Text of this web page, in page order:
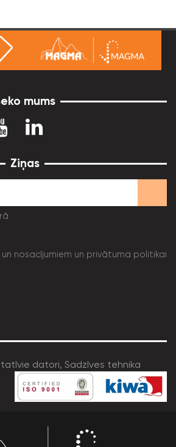
mums
Ziņas
nosacījumiem un privātuma politikai